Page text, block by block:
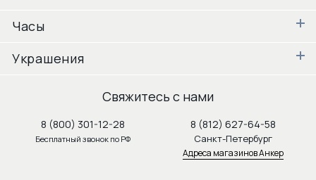
Часы
Украшения
Свяжитесь с нами
8 (800) 301-12-28
Бесплатный звонок по РФ
8 (812) 627-64-58
Санкт-Петербург
Адреса магазинов Анкер